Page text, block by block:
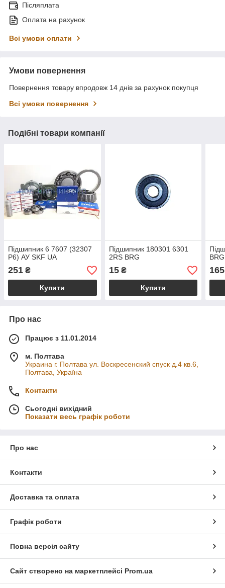
Післяплата
Оплата на рахунок
Всі умови оплати
Умови повернення
Повернення товару впродовж 14 днів за рахунок покупця
Всі умови повернення
Подібні товари компанії
Підшипник 6 7607 (32307
P6) АУ SKF UA
251 ₴
Купити
Підшипник 180301 6301
2RS BRG
15₴
Купити
BRG
165
Про нас
Працює з 11.01.2014
м. Полтава
Украина г. Полтава ул. Воскресенский спуск д.4 кв.6,
Полтава, Україна
Контакти
Сьогодні вихідний
Показати весь графік роботи
Про нас
Контакти
Доставка та оплата
Графік роботи
Повна версія сайту
Сайт створено на маркетплейсі Prom.ua